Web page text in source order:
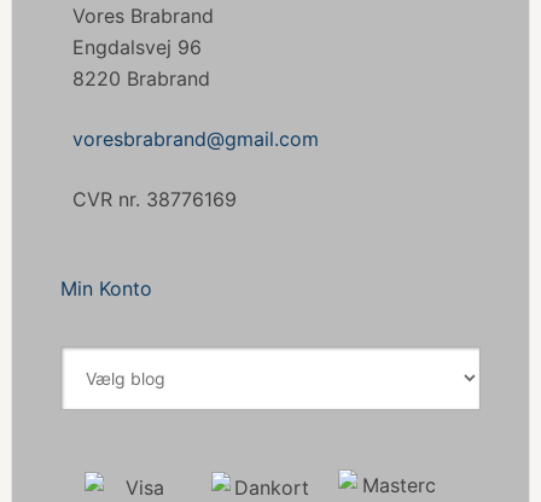
Vores Brabrand
Engdalsvej 96
8220 Brabrand
voresbrabrand@gmail.com
CVR nr. 38776169
Min Konto